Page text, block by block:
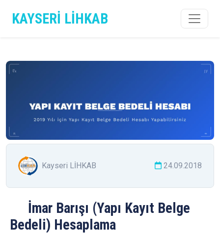
KAYSERİ LİHKAB
Kayseri LİHKAB 24.09.2018
İmar Barışı (Yapı Kayıt Belge
Bedeli) Hesaplama